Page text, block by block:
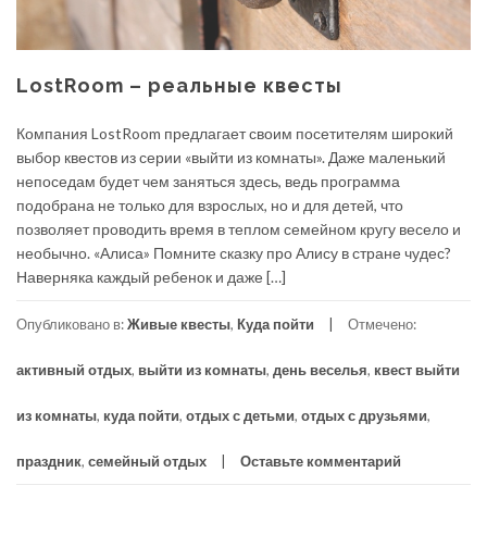
LostRoom – реальные квесты
Компания LostRoom предлагает своим посетителям широкий
выбор квестов из серии «выйти из комнаты». Даже маленький
непоседам будет чем заняться здесь, ведь программа
подобрана не только для взрослых, но и для детей, что
позволяет проводить время в теплом семейном кругу весело и
необычно. «Алиса» Помните сказку про Алису в стране чудес?
Наверняка каждый ребенок и даже […]
Опубликовано в:Живые квесты, Куда пойти Отмечено:
активный отдых, выйти из комнаты, день веселья, квест выйти
из комнаты, куда пойти, отдых с детьми, отдых с друзьями,
праздник, семейный отдых Оставьте комментарий